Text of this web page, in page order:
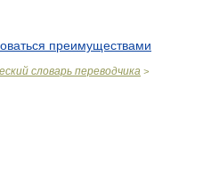
преимуществами
словарь переводчика >